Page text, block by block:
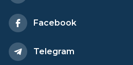
Facebook
Telegram